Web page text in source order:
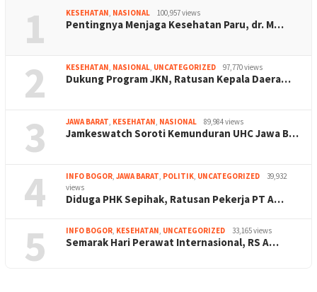
1 KESEHATAN NASIONAL 100,957 views
Pentingnya Menjaga Kesehatan Paru, dr. M…
2 KESEHATAN NASIONAL UNCATEGORIZED 97,770 views
Dukung Program JKN, Ratusan Kepala Daera…
3 JAWA BARAT KESEHATAN NASIONAL 89,984 views
Jamkeswatch Soroti Kemunduran UHC Jawa B…
4 INFO BOGOR JAWA BARAT POLITIK UNCATEGORIZED
39,932
views
Diduga PHK Sepihak, Ratusan Pekerja PT A…
5 INFO BOGOR KESEHATAN UNCATEGORIZED 33,165 views
Semarak Hari Perawat Internasional, RS A…